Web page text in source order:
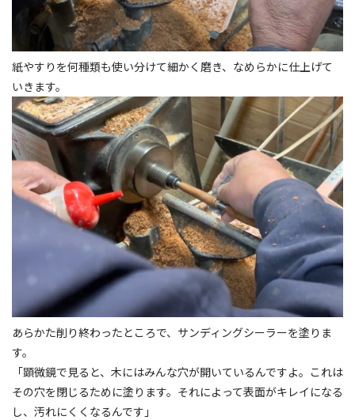
紙やすりを何種類も使い分けて細かく磨き、なめらかに仕上げて
いきます。
あらかた削り終わったところで、サンディングシーラーを塗りま
す。
「顕微鏡で見ると、木にはみんな穴が開いているんですよ。これは
その穴を閉じるために塗ります。それによって表面がキレイになる
し、汚れにくくなるんです」